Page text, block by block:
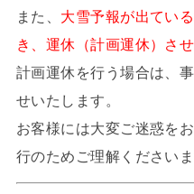
また、 大雪予報が出てい
き、運休（計画運休）さ
計画運休を行う場合は、
せいたします。
お客様には大変ご迷惑を
行のためご理解ください